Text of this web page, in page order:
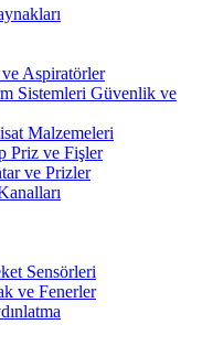
Aspiratörler
Güvenlik ve
Malzemeleri
Priz ve Fişler
ve Prizler
Sensörleri
ve Fenerler